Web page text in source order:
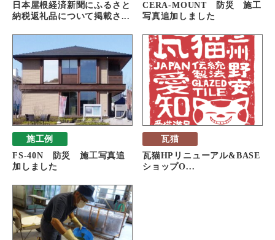
日本屋根経済新聞にふるさと
納税返礼品について掲載さ...
CERA-MOUNT 防災 施工
写真追加しました
施工例
FS-40N 防災 施工写真追
加しました
瓦猫
瓦猫HPリニューアル&BASE
ショップO...